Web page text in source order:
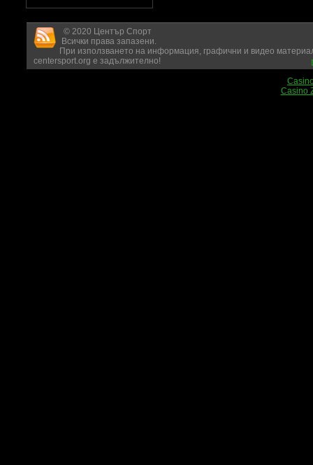
© 2020 Център Спорт
Всички права запазени.
При използването на информация, графични и видео
centersport.org е задължително!
Casino